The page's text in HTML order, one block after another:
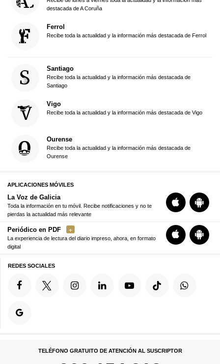
destacada de A Coruña
Ferrol
Recibe toda la actualidad y la información más destacada de Ferrol
Santiago
Recibe toda la actualidad y la información más destacada de
Santiago
Vigo
Recibe toda la actualidad y la información más destacada de Vigo
Ourense
Recibe toda la actualidad y la información más destacada de
Ourense
APLICACIONES MÓVILES
La Voz de Galicia
Toda la información en tu móvil. Recibe notificaciones y no te
pierdas la actualidad más relevante
Periódico en PDF
La experiencia de lectura del diario impreso, ahora, en formato
digital
REDES SOCIALES
TELÉFONO GRATUITO DE ATENCIÓN AL SUSCRIPTOR